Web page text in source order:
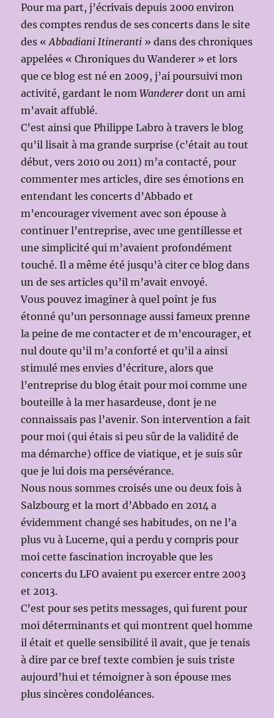
Pour ma part, j’écrivais depuis 2000 environ
des comptes rendus de ses concerts dans le site
des «Abbadiani Itineranti » dans des chroniques
appelées « Chroniques du Wanderer » et lors
que ce blog est né en 2009, j’ai poursuivi mon
activité, gardant le nomWanderer dont un ami
m’avait affublé.
C’est ainsi que Philippe Labro à travers le blog
qu’il lisait à ma grande surprise (c’était au tout
début, vers 2010 ou 2011) m’a contacté, pour
commenter mes articles, dire ses émotions en
entendant les concerts d’Abbado et
m’encourager vivement avec son épouse à
continuer l’entreprise, avec une gentillesse et
une simplicité qui m’avaient profondément
touché. Il a même été jusqu’à citer ce blog dans
un de ses articles qu’il m’avait envoyé.
Vous pouvez imaginer à quel point je fus
étonné qu’un personnage aussi fameux prenne
la peine de me contacter et de m’encourager, et
nul doute qu’il m’a conforté et qu’il a ainsi
stimulé mes envies d’écriture, alors que
l’entreprise du blog était pour moi comme une
bouteille à la mer hasardeuse, dont je ne
connaissais pas l’avenir. Son intervention a fait
pour moi (qui étais si peu sûr de la validité de
ma démarche) office de viatique, et je suis sûr
que je lui dois ma persévérance.
Nous nous sommes croisés une ou deux fois à
Salzbourg et la mort d’Abbado en 2014 a
évidemment changé ses habitudes, on ne l’a
plus vu à Lucerne, qui a perdu y compris pour
moi cette fascination incroyable que les
concerts du LFO avaient pu exercer entre 2003
et 2013.
C’est pour ses petits messages, qui furent pour
moi déterminants et qui montrent quel homme
il était et quelle sensibilité il avait, que je tenais
à dire par ce bref texte combien je suis triste
aujourd’hui et témoigner à son épouse mes
plus sincères condoléances.